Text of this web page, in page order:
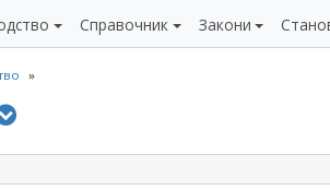
Справочник Закони